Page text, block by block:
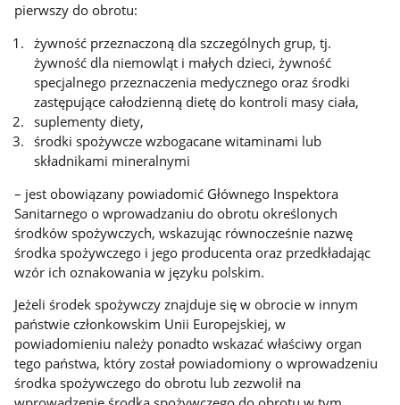
pierwszy do obrotu:
żywność przeznaczoną dla szczególnych grup, tj.
żywność dla niemowląt i małych dzieci, żywność
specjalnego przeznaczenia medycznego oraz środki
zastępujące całodzienną dietę do kontroli masy ciała,
suplementy diety,
środki spożywcze wzbogacane witaminami lub
składnikami mineralnymi
– jest obowiązany powiadomić Głównego Inspektora
Sanitarnego o wprowadzaniu do obrotu określonych
środków spożywczych, wskazując równocześnie nazwę
środka spożywczego i jego producenta oraz przedkładając
wzór ich oznakowania w języku polskim.
Jeżeli środek spożywczy znajduje się w obrocie w innym
państwie członkowskim Unii Europejskiej, w
powiadomieniu należy ponadto wskazać właściwy organ
tego państwa, który został powiadomiony o wprowadzeniu
środka spożywczego do obrotu lub zezwolił na